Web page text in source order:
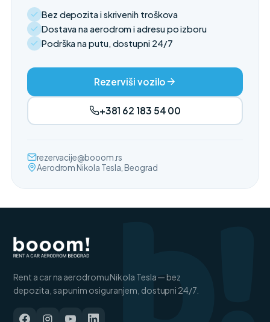
Bez depozita i skrivenih troškova
Dostava na aerodrom i adresu po izboru
Podrška na putu, dostupni 24/7
Rezerviši vozilo
+381 62 183 54 00
rezervacije@booom.rs
Aerodrom Nikola Tesla, Beograd
Rent a car na aerodromu Nikola Tesla — bez
depozita, sa punim osiguranjem, dostupni 24/7.